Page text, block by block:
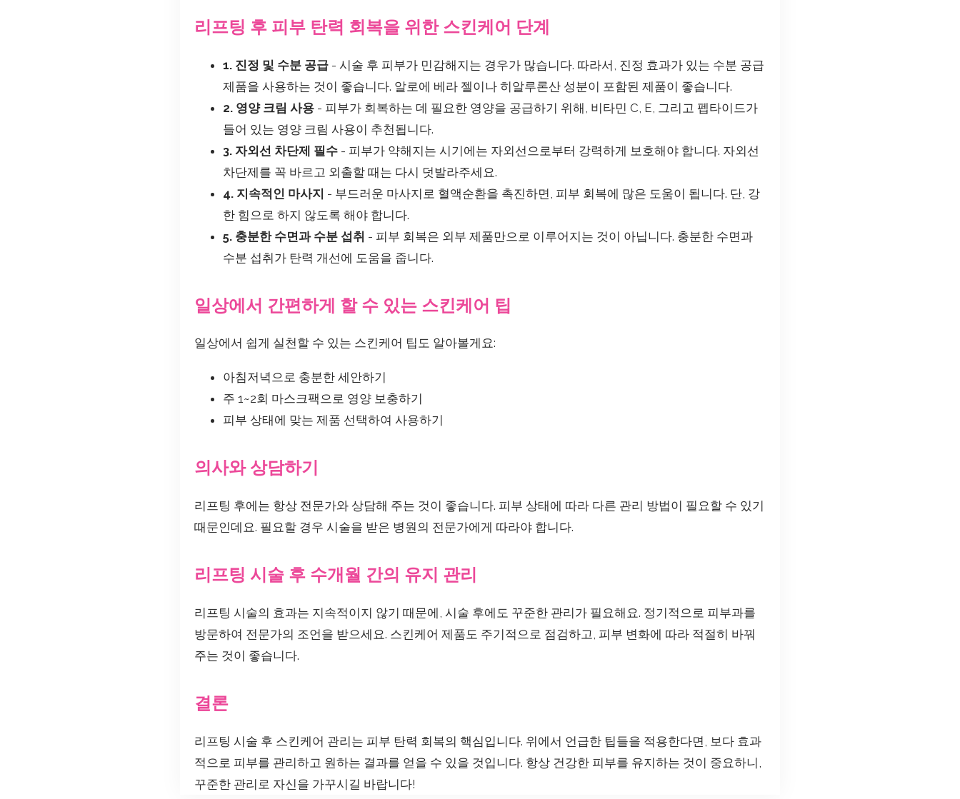
리프팅 후 피부 탄력 회복을 위한 스킨케어 단계
1. 진정 및 수분 공급 - 시술 후 피부가 민감해지는 경우가 많습니다. 따라서, 진정 효과가 있는 수분 공급
제품을 사용하는 것이 좋습니다. 알로에 베라 젤이나 히알루론산 성분이 포함된 제품이 좋습니다.
2. 영양 크림 사용 - 피부가 회복하는 데 필요한 영양을 공급하기 위해, 비타민 C, E, 그리고 펩타이드가
들어 있는 영양 크림 사용이 추천됩니다.
3. 자외선 차단제 필수 - 피부가 약해지는 시기에는 자외선으로부터 강력하게 보호해야 합니다. 자외선
차단제를 꼭 바르고 외출할 때는 다시 덧발라주세요.
4. 지속적인 마사지 - 부드러운 마사지로 혈액순환을 촉진하면, 피부 회복에 많은 도움이 됩니다. 단, 강
한 힘으로 하지 않도록 해야 합니다.
5. 충분한 수면과 수분 섭취 - 피부 회복은 외부 제품만으로 이루어지는 것이 아닙니다. 충분한 수면과
수분 섭취가 탄력 개선에 도움을 줍니다.
일상에서 간편하게 할 수 있는 스킨케어 팁
일상에서 쉽게 실천할 수 있는 스킨케어 팁도 알아볼게요:
아침저녁으로 충분한 세안하기
주 1~2회 마스크팩으로 영양 보충하기
피부 상태에 맞는 제품 선택하여 사용하기
의사와 상담하기
리프팅 후에는 항상 전문가와 상담해 주는 것이 좋습니다. 피부 상태에 따라 다른 관리 방법이 필요할 수 있기
때문인데요. 필요할 경우 시술을 받은 병원의 전문가에게 따라야 합니다.
리프팅 시술 후 수개월 간의 유지 관리
리프팅 시술의 효과는 지속적이지 않기 때문에, 시술 후에도 꾸준한 관리가 필요해요. 정기적으로 피부과를
방문하여 전문가의 조언을 받으세요. 스킨케어 제품도 주기적으로 점검하고, 피부 변화에 따라 적절히 바꿔
주는 것이 좋습니다.
결론
리프팅 시술 후 스킨케어 관리는 피부 탄력 회복의 핵심입니다. 위에서 언급한 팁들을 적용한다면, 보다 효과
적으로 피부를 관리하고 원하는 결과를 얻을 수 있을 것입니다. 항상 건강한 피부를 유지하는 것이 중요하니,
꾸준한 관리로 자신을 가꾸시길 바랍니다!